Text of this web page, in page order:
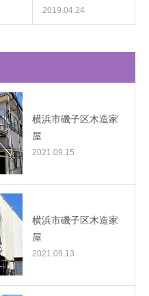
2019.04.24
横浜市磯子区木造家
屋
2021.09.15
横浜市磯子区木造家
屋
2021.09.13